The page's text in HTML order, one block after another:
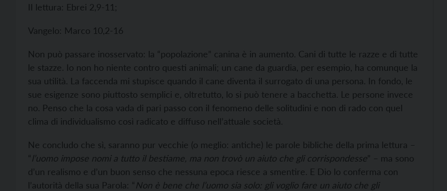
II lettura: Ebrei 2,9-11;
Vangelo: Marco 10,2-16
Non può passare inosservato: la “popolazione” canina è in aumento. Cani di tutte le razze e di tutte
le stazze. Io non ho niente contro questi animali; un cane da guardia, per esempio, ha comunque la
sua utilità. La faccenda mi stupisce quando il cane diventa il surrogato di una persona. In fondo, le
sue esigenze sono piuttosto semplici e, oltretutto, lo si può tenere a bacchetta. Le persone invece
no. Penso che la cosa vada di pari passo con il fenomeno delle solitudini e non di rado con quel
clima di individualismo così radicato e diffuso nell’attuale società.
Ne concludo che sì, saranno pur vecchie (o meglio: antiche) le parole bibliche della prima lettura –
“l’uomo impose nomi a tutto il bestiame, ma non trovò un aiuto che gli corrispondesse” – ma sono
d’un realismo e d’un buon senso che nessuna epoca riesce a smentire. E Dio lo conferma con
l’autorità della sua Parola: “Non è bene che l’uomo sia solo: gli voglio fare un aiuto che gli